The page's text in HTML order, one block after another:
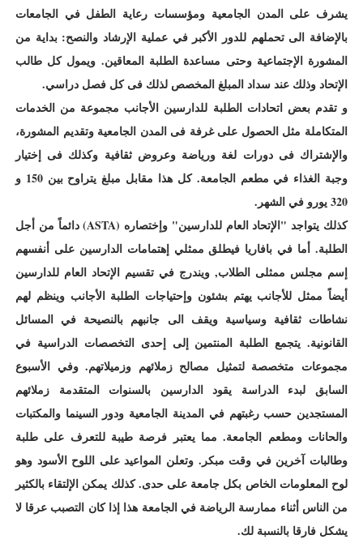
يشرف على المدن الجامعية ومؤسسات رعاية الطفل في الجامعات
بالإضافة الى تحملهم للدور الأكبر في عملية الإرشاد والنصح: بداية من
المشورة الإجتماعية وحتى مساعدة الطلبة المعاقين. ويمول كل طالب
الإتحاد وذلك عند سداد المبلغ المخصص لذلك فى كل فصل دراسي.
و تقدم بعض اتحادات الطلبة للدارسين الأجانب مجموعة من الخدمات
المتكاملة مثل الحصول على غرفة فى المدن الجامعية وتقديم المشورة،
والإشتراك فى دورات لغة ورياضة وعروض ثقافية وكذلك فى إختيار
وجبة الغذاء في مطعم الجامعة. كل هذا مقابل مبلغ يتراوح بين 150 و
320 يورو في الشهر.
كذلك يتواجد "الإتحاد العام للدارسين" وإختصاره (ASTA) دائماً من أجل
الطلبة. أما في بافاريا فيطلق ممثلي إهتمامات الدارسين على أنفسهم
إسم مجلس ممثلى الطلاب, ويندرج في تقسيم الإتحاد العام للدارسين
أيضاً ممثل للأجانب يهتم بشئون وإحتياجات الطلبة الأجانب وينظم لهم
نشاطات ثقافية وسياسية ويقف الى جانبهم بالنصيحة في المسائل
القانونية. يتجمع الطلبة المنتمين إلى إحدى التخصصات الدراسية في
مجموعات متخصصة لتمثيل مصالح زملائهم وزميلاتهم. وفي الأسبوع
السابق لبدء الدراسة يقود الدارسين بالسنوات المتقدمة زملائهم
المستجدين حسب رغبتهم في المدينة الجامعية ودور السينما والمكتبات
والحانات ومطعم الجامعة. مما يعتبر فرصة طيبة للتعرف على طلبة
وطالبات آخرين في وقت مبكر. وتعلن المواعيد على اللوح الأسود وهو
لوح المعلومات الخاص بكل جامعة على حدى. كذلك يمكن الإلتقاء بالكثير
من الناس أثناء ممارسة الرياضة في الجامعة هذا إذا كان التصبب عرقا لا
يشكل فارقا بالنسبة لك.